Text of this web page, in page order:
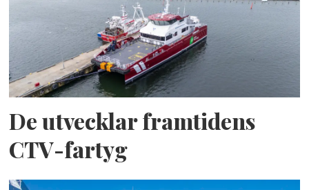
De utvecklar framtidens
CTV-fartyg